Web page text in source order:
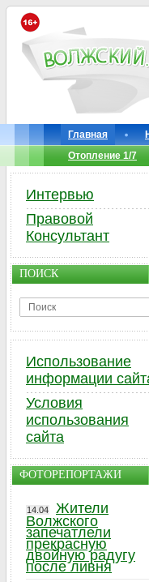
Главная
Отопление 1/7
Интервью
Правовой
Консультант
ПОИСК
Использование
информации
Условия
использования
сайта
ФОТОРЕПОРТАЖИ
14.04
Жители
Волжского
запечатлели
прекрасную
двойную радугу
после ливня